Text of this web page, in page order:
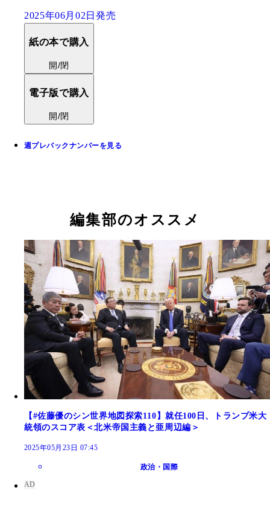
2025年06月02日発売
紙の本で購入
開/閉
電子版で購入
開/閉
週プレバックナンバーを見る
編集部のオススメ
【#佐藤優のシン世界地図探索110】就任100日、トランプ米大
統領のスコア表＜北米帝国主義と亜周辺編＞
2025年05月23日 07:45
政治・国際